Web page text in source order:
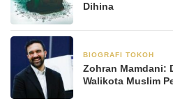
Dihina
BIOGRAFI TOKOH
Zohran Mamdani:
Walikota Muslim